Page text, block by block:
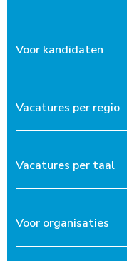
Voor kandidaten
Vacatures per regio
Vacatures per taal
Voor organisaties